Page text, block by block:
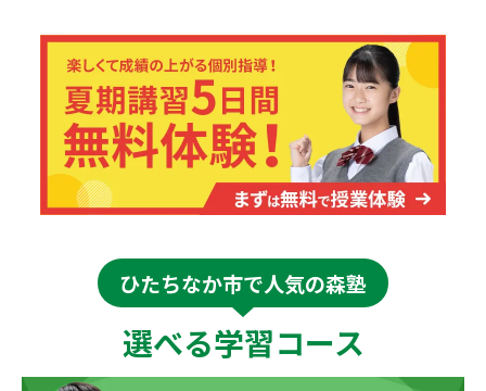
ひたちなか市で人気の森塾
選べる学習コース